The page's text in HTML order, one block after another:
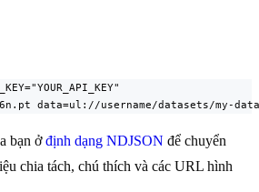
data=ul://username/datasets/my-
bạn ởđịnh dạng NDJSON để chuyển
chia tách, chú thích và các URL hình